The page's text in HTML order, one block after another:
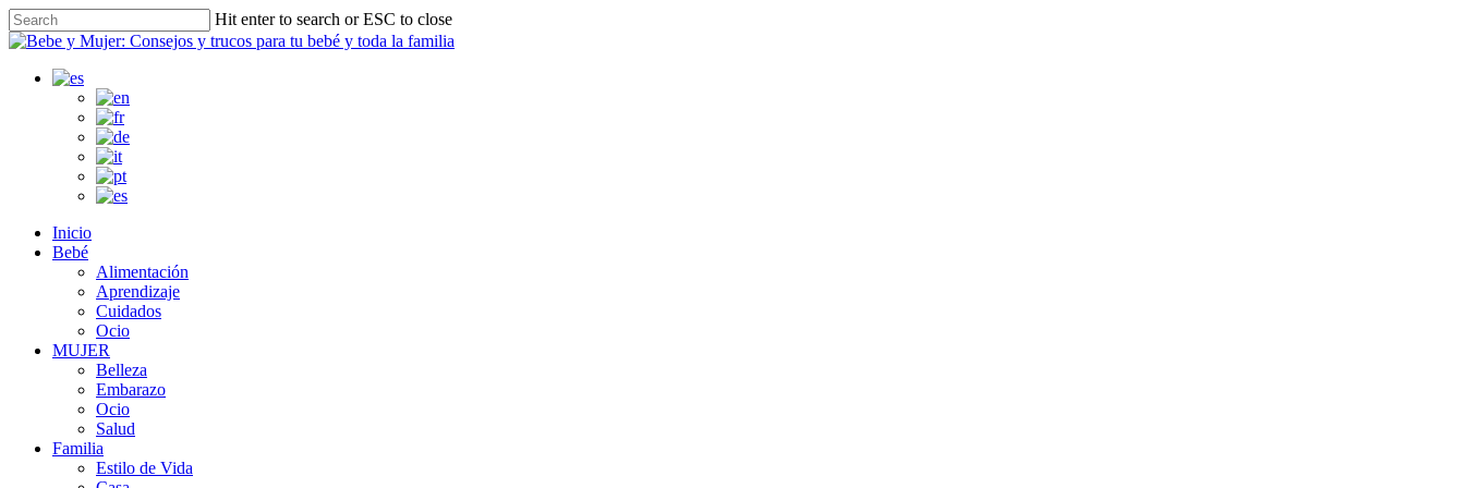
Skip
to
content
Hit enter to search or ESC to close
Close
search
Menu
Inicio
Bebé
Alimentación
Aprendizaje
Cuidados
Ocio
MUJER
Belleza
Embarazo
Ocio
Salud
Familia
Estilo de Vida